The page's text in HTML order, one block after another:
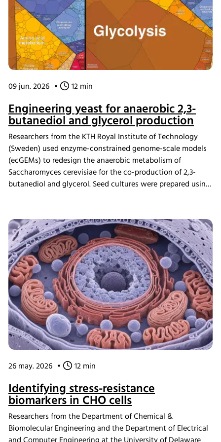
09 jun. 2026 • 12 min
Engineering yeast for anaerobic 2,3-
butanediol and glycerol production
Researchers from the KTH Royal Institute of Technology
(Sweden) used enzyme-constrained genome-scale models
(ecGEMs) to redesign the anaerobic metabolism of
Saccharomyces cerevisiae for the co-production of 2,3-
butanediol and glycerol. Seed cultures were prepared using
predictions through bioreactor cultivation and proteomic
analysis. The study demonstrated that engineered yeast
cells could achieve high glucose uptake rates by
reallocating cellular resources toward glycolysis,
highlighting the potential of ecGEMs as a powerful tool for
metabolic engineering and strain development.
26 may. 2026 • 12 min
Identifying stress-resistance
biomarkers in CHO cells
Researchers from the Department of Chemical &
Biomolecular Engineering and the Department of Electrical